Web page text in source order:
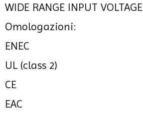
WIDE RANGE INPUT VOLTAGE
Omologazioni:
ENEC
UL (class 2)
CE
EAC